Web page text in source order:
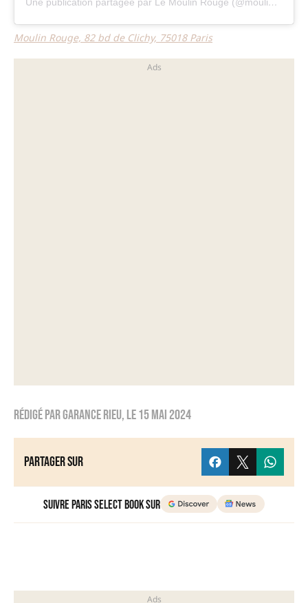
Moulin Rouge, 82 bd de Clichy, 75018 Paris
Rédigé parGarance Rieu, le15 mai 2024
Partager sur
Suivre Paris Select Book sur